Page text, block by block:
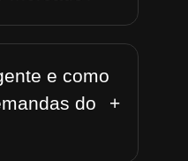
e como
do
+